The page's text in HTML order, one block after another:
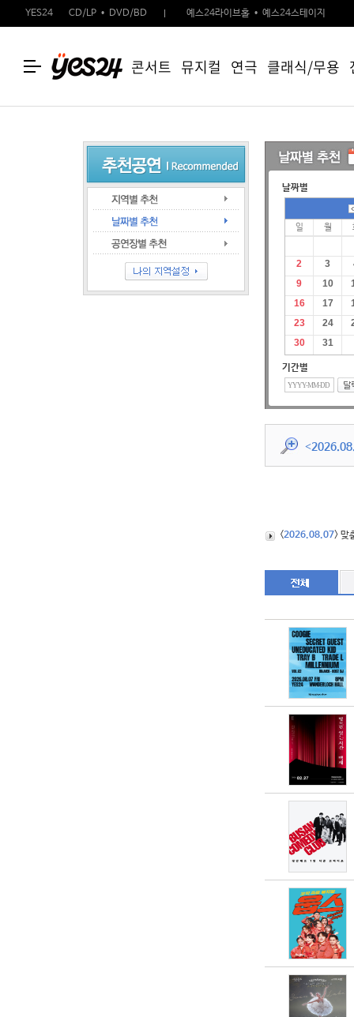
YES24 CD/LP DVD/BD 예스24라이브홀 예스24스테이지
콘서트 뮤지컬 연극 클래식/무용
날짜별
일 월
2 3
9
10
16
17
23
24
30
31
기간별
<
<2026.08.07> 맞